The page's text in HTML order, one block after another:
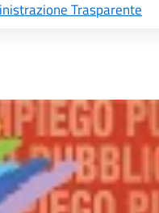
Trasparente